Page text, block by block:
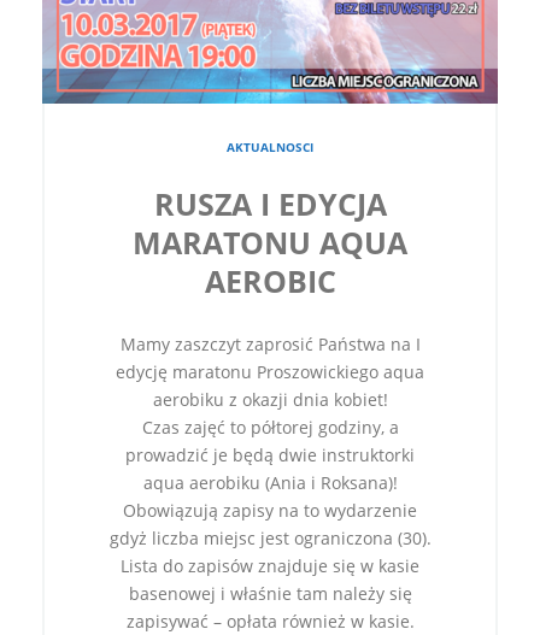
AKTUALNOSCI
RUSZA I EDYCJA
MARATONU AQUA
AEROBIC
Mamy zaszczyt zaprosić Państwa na I
edycję maratonu Proszowickiego aqua
aerobiku z okazji dnia kobiet!
Czas zajęć to półtorej godziny, a
prowadzić je będą dwie instruktorki
aqua aerobiku (Ania i Roksana)!
Obowiązują zapisy na to wydarzenie
gdyż liczba miejsc jest ograniczona (30).
Lista do zapisów znajduje się w kasie
basenowej i właśnie tam należy się
zapisywać – opłata również w kasie.